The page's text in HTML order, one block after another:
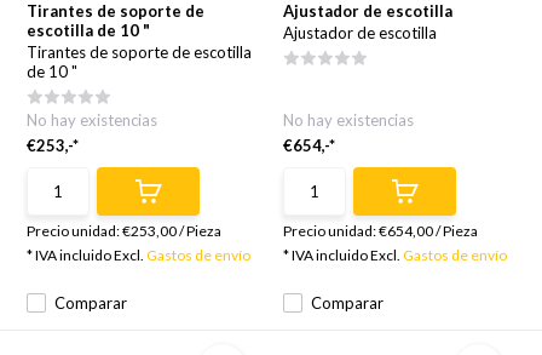
Tirantes de soporte de
escotilla de 10 "
Tirantes de soporte de escotilla
de 10 "
Comparar
No hay existencias
€253,-*
Precio unidad:€253,00/Pieza
* IVA incluido Excl.Gastos de envío
Ajustador de escotilla
Ajustador de escotilla
Comparar
No hay existencias
€654,-*
Precio unidad:€654,00/Pieza
* IVA incluido Excl. Gastos de envío